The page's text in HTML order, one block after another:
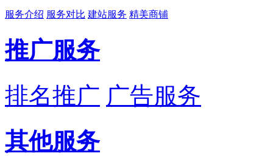
服务介绍 服务对比 建站服务 精美商铺
推广服务
排名推广 广告服务
其他服务